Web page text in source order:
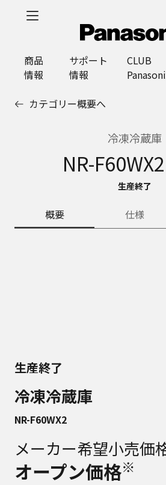
商品
情報
サポート
情報
CLUB
カテゴリー概要へ
冷凍冷蔵庫
NR-
生産終了
概要 仕様
生産終了
冷凍冷蔵庫
NR-F60WX2
メーカー希望小売価
オープン価格※